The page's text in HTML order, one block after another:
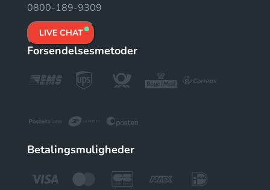
0800-189-9309
LIVE CHAT
Forsendelsesmetoder
Betalingsmuligheder